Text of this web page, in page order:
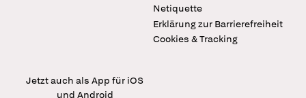
Netiquette
Erklärung zur Barrierefreiheit
Cookies & Tracking
Jetzt auch als App für iOS
und Android